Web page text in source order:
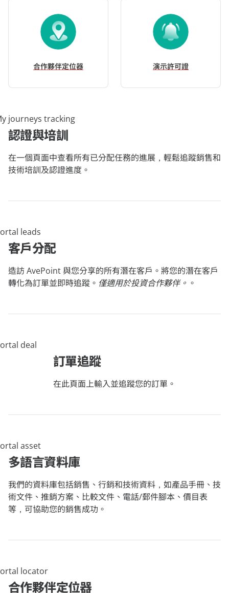
合作夥伴定位器 演示許可證
認證與培訓
在一個頁面中查看所有已分配任務的進展，輕鬆追蹤銷售和
技術培訓及認證進度。
客戶分配
造訪 AvePoint 與您分享的所有潛在客戶。將您的潛在客戶
轉化為訂單並即時追蹤。 僅適用於投資合作夥伴。 。
訂單追蹤
在此頁面上輸入並追蹤您的訂單。
多語言資料庫
我們的資料庫包括銷售、行銷和技術資料，如產品手冊、技
術文件、推銷方案、比較文件、電話/郵件腳本、價目表
等，可協助您的銷售成功。
合作夥伴定位器